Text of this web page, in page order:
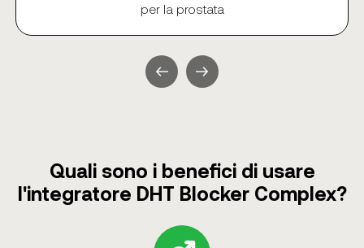
per la prostata
Quali sono i benefici di usare
l'integratore DHT Blocker Complex?